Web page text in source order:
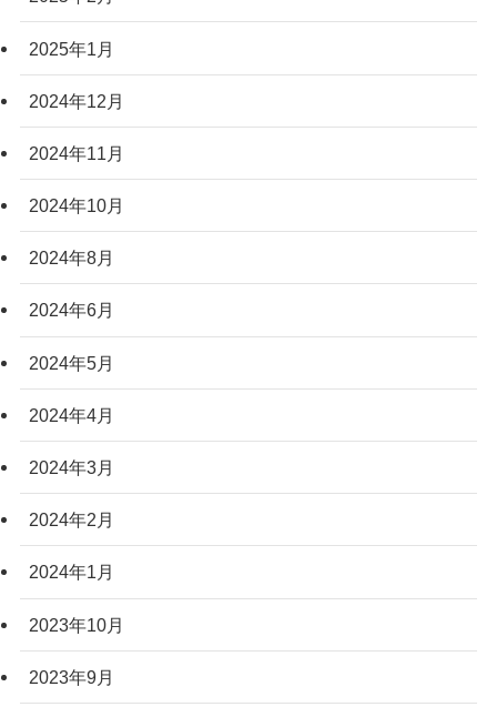
2025年1月
2024年12月
2024年11月
2024年10月
2024年8月
2024年6月
2024年5月
2024年4月
2024年3月
2024年2月
2024年1月
2023年10月
2023年9月